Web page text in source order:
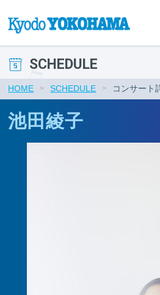
SCHEDULE
HOME SCHEDULE コンサート
池田綾子